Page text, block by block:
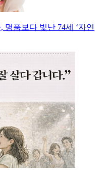
품보다 빛난 74세 ‘자연